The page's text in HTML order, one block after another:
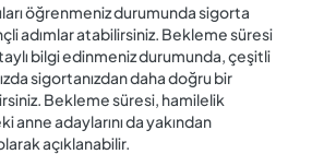
öğrenmeniz durumunda sigorta
adımlar atabilirsiniz. Bekleme süresi
bilgi edinmeniz durumunda, çeşitli
sigortanızdan daha doğru bir
Bekleme süresi, hamilelik
anne adaylarını da yakından
açıklanabilir.